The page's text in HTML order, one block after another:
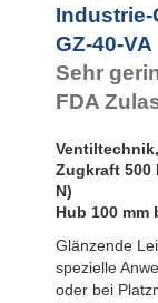
GZ-40-VA
Sehr
FDA
Zugkraft 500
N)
Hub 100 mm
Glänzende
spezielle
oder bei